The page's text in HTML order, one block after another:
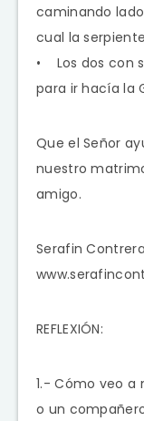
caminando
cual la
• Los dos con
para ir hacía la
Que el Señor
nuestro
amigo.
Serafin
REFLEXIÓN:
1.- Cómo veo a
o un